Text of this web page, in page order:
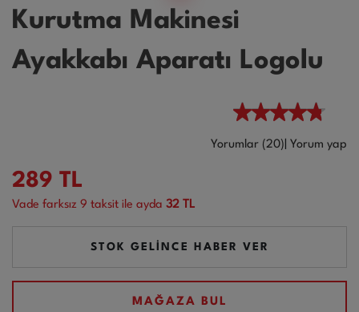
Kurutma Makinesi
Ayakkabı Aparatı Logolu
Yorumlar (20) Yorum yap
289 TL
Vade farksız 9 taksit ile ayda 32 TL
STOK GELİNCE HABER VER
MAĞAZA BUL